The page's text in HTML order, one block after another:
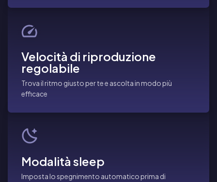
Velocità di riproduzione
regolabile
Trova il ritmo giusto per te e ascolta in modo più
efficace
Modalità sleep
Imposta lo spegnimento automatico prima di